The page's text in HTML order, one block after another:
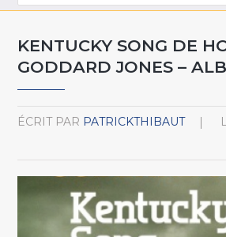
KENTUCKY SONG DE
GODDARD JONES –
ÉCRIT PAR PATRICKTHIBAUT